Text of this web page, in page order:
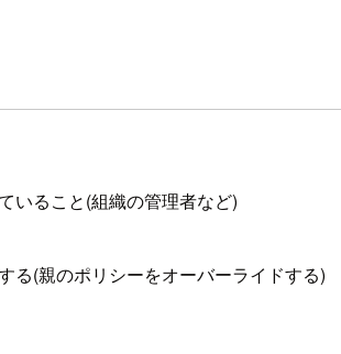
いること(組織の管理者など)
る(親のポリシーをオーバーライドする)